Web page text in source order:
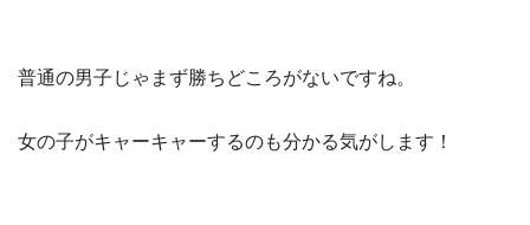
普通の男子じゃまず勝ちどころがないですね。
女の子がキャーキャーするのも分かる気がします！